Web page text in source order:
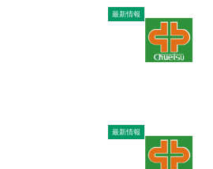
最新情報
最新情報